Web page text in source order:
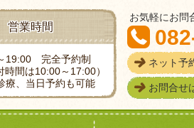
営業時間
19:00 完全予約制
時間は10:00～17:00）
療、当日予約も可能
お気軽にお問
ネット予
お問合せ